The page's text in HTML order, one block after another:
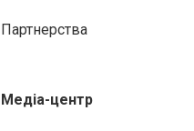
Партнерства
Медіа-центр